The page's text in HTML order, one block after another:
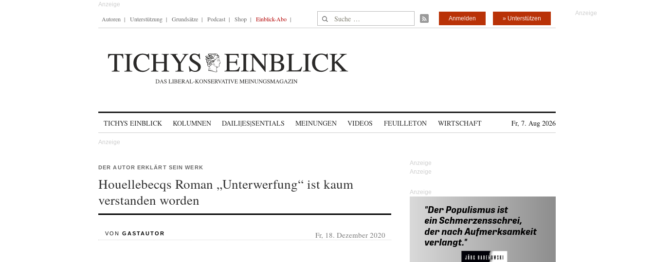
Autoren Unterstützung Grundsätze Podcast Shop Einblick-Abo Suche nach: » Unterstützen
Anmelden
TICHYS EINBLICK KOLUMNEN DAILI|ES|SENTIALS MEINUNGEN VIDEOS FEUILLETON WIRTSCHAFT Fr, 7. Aug 2026
DER AUTOR ERKLÄRT SEIN WERK
Houellebecqs Roman „Unterwerfung“ ist kaum
verstanden worden
VON GASTAUTOR Fr, 18. Dezember 2020
Anzeige